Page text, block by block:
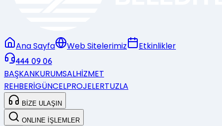
Ana Sayfa Web Sitelerimiz Etkinlikler
444 09 06
BAŞKANKURUMSALHİZMET
REHBERİGÜNCELPROJELERTUZLA
BİZE ULAŞIN
ONLINE İŞLEMLER